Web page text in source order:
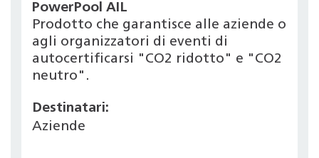
PowerPool AIL
Prodotto che garantisce alle aziende o
agli organizzatori di eventi di
autocertificarsi "CO2 ridotto" e "CO2
neutro".
Destinatari:
Aziende